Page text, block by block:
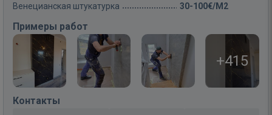
Венецианская штукатурка 30-100€/M2
Примеры работ
+415
Контакты